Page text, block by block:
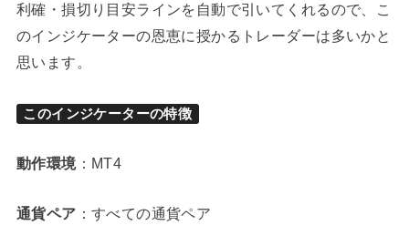
利確・損切り目安ラインを自動で引いてくれるので、こ
のインジケーターの恩恵に授かるトレーダーは多いかと
思います。
このインジケーターの特徴
動作環境：MT4
通貨ペア ：すべての通貨ペア